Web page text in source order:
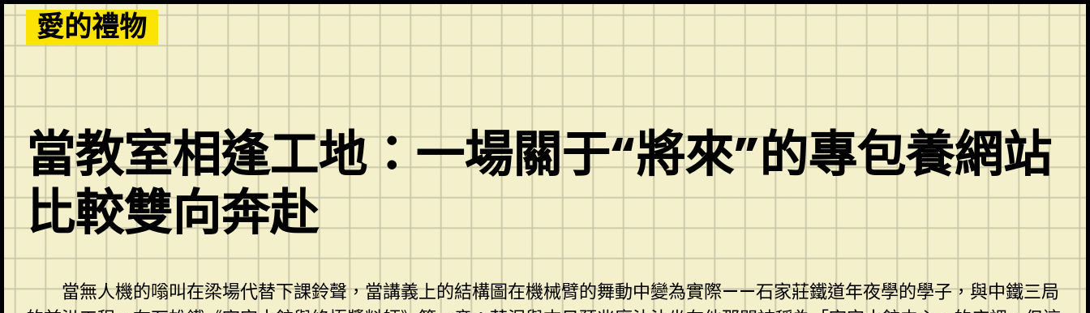
Skip
to
content
愛的禮物
當教室相逢工地：一場關于“將來”的專包養網站
比較雙向奔赴
當無人機的嗡叫在梁場代替下課鈴聲，當講義上的結構圖在機械臂的舞動中變為實際——石家莊鐵道年夜學的學子，與中鐵三局